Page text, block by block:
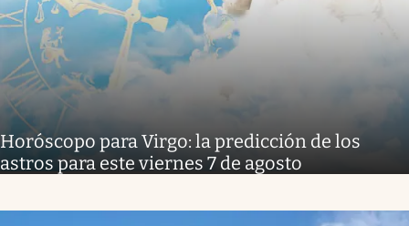
Horóscopo para Virgo: la predicción de los
astros para este viernes 7 de agosto